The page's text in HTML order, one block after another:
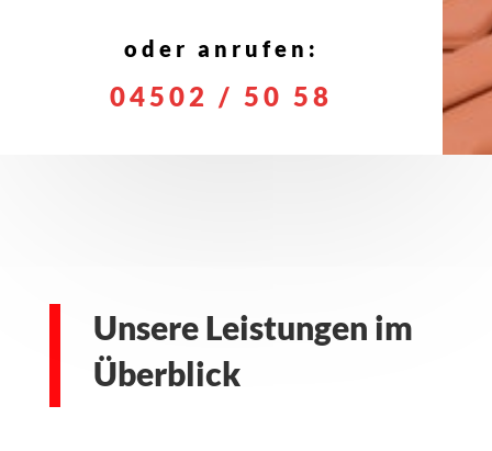
oder anrufen:
04502 / 50 58
Unsere Leistungen im
Überblick